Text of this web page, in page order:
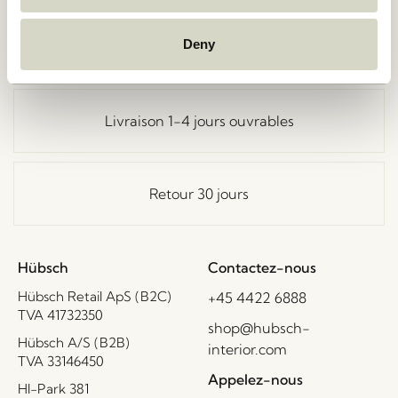
Deny
Livraison gratuite à partir de
Livraison 1-4 jours ouvrables
Retour 30 jours
Hübsch
Hübsch Retail ApS (B2C)
TVA 41732350
Hübsch A/S (B2B)
TVA 33146450
HI-Park 381
Contactez-nous
+45 4422 6888
shop@hubsch-
interior.com
Appelez-nous